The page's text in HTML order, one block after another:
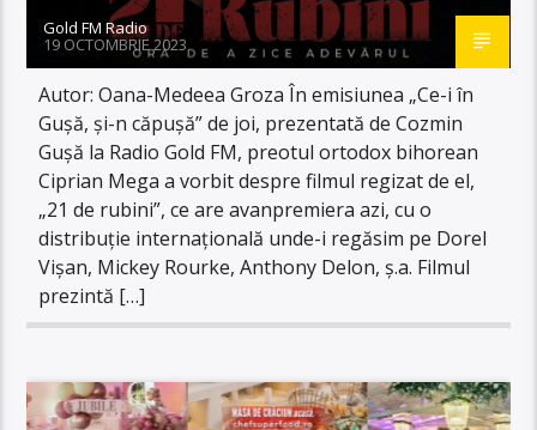
Gold FM Radio
19 OCTOMBRIE 2023
Autor: Oana-Medeea Groza În emisiunea „Ce-i în
Gușă, și-n căpușă” de joi, prezentată de Cozmin
Gușă la Radio Gold FM, preotul ortodox bihorean
Ciprian Mega a vorbit despre filmul regizat de el,
„21 de rubini”, ce are avanpremiera azi, cu o
distribuție internațională unde-i regăsim pe Dorel
Vișan, Mickey Rourke, Anthony Delon, ș.a. Filmul
prezintă […]